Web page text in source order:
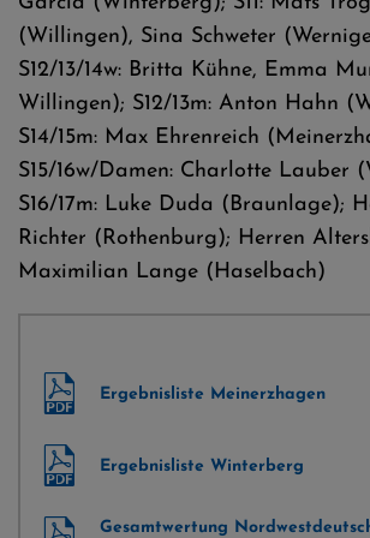
(Willingen), Sina Schweter
S12/13/14w: Britta Kühne, Emma
Willingen); S12/13m: Anton Hahn
S14/15m: Max Ehrenreich
S15/16w/Damen: Charlotte Lauber
S16/17m: Luke Duda (Braunlage);
Richter (Rothenburg); Herren
Maximilian Lange (Haselbach)
Ergebnisliste Meinerzhagen
Ergebnisliste Winterberg
Gesamtwertung